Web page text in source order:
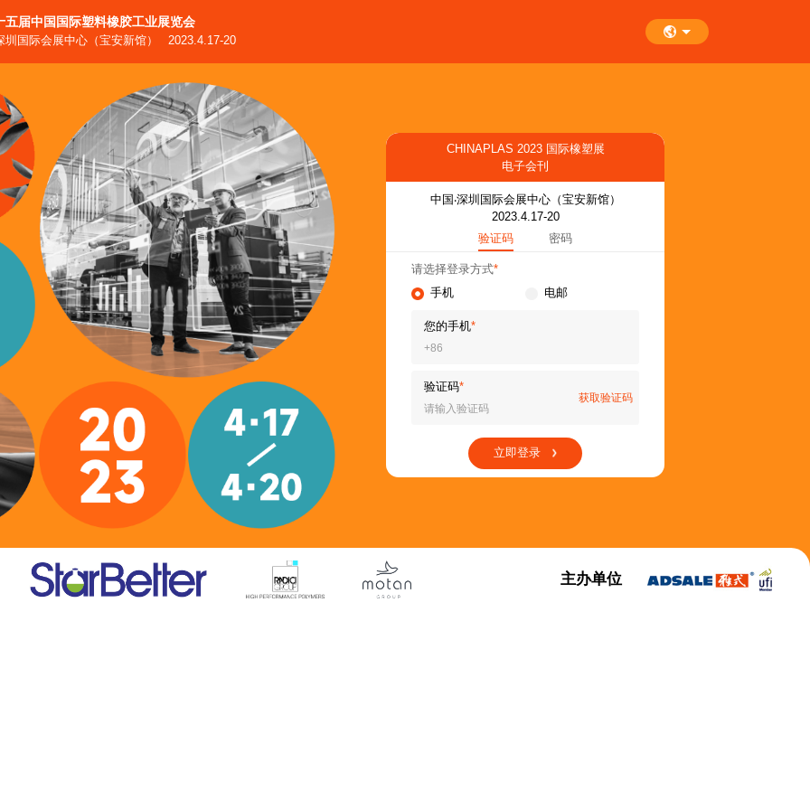
五届中国国际塑料橡胶工业展览会
圳国际会展中心（宝安新馆） 2023.4.17-20
CHINAPLAS 2023 国际橡塑展
电子会刊
中国‧深圳国际会展中心（宝安新馆）
2023.4.17-20
验证码 密码
请选择登录方式*
手机
电邮
您的手机*
验证码*
获取验证码
立即登录
主办单位